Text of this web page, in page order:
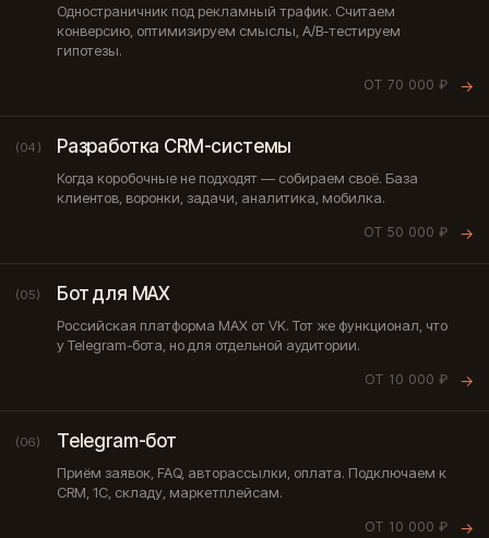
Одностраничник под рекламный трафик. Считаем
конверсию, оптимизируем смыслы, A/B-тестируем
гипотезы.
ОТ 70 000 ₽ →
(04) Разработка CRM-системы
Когда коробочные не подходят — собираем своё. База
клиентов, воронки, задачи, аналитика, мобилка.
ОТ 50 000 ₽ →
(05) Бот для MAX
Российская платформа MAX от VK. Тот же функционал, что
у Telegram-бота, но для отдельной аудитории.
ОТ 10 000 ₽ →
(06) Telegram-бот
Приём заявок, FAQ, авторассылки, оплата. Подключаем к
CRM, 1С, складу, маркетплейсам.
ОТ 10 000 ₽ →